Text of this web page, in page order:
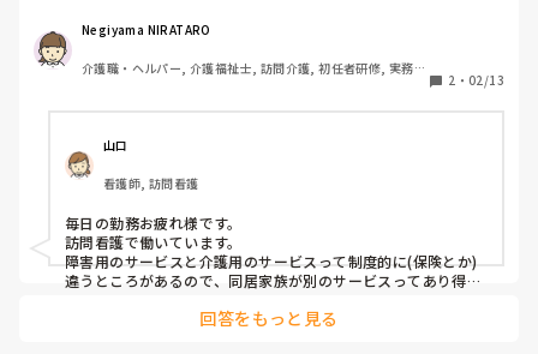
れませんが、 あまり無理をせず、時には色々な介護施設を利用
しながら気分転換をして 頑張らず、楽しく親御さんの介護をし
てあげてください。
先日、親御様がリモコンの使い方を誤られていて(エアコン
のリモコンで照明を操作しようとしていた)、やや認知症の
兆候を感じたのですが、こういった気づきって親御様が使わ
か？
いちおう、私が働いている事業所の責任者の方には報告して
おりますが、みなさんならこういう場合どうしますか？
Negiyama NIRATARO
介護職・ヘルパー, 介護福祉士, 訪問介護, 初任者研修, 実務者
2 ・ 02/13
山口
看護師, 訪問看護
毎日の勤務お疲れ様です。
訪問看護で働いています。
障害用のサービスと介護用のサービスって制度的に(保険とか)
違うところがあるので、同居家族が別のサービスってあり得ま
私なら、別のサービス使っていてその事業所も知っているな
回答をもっと見る